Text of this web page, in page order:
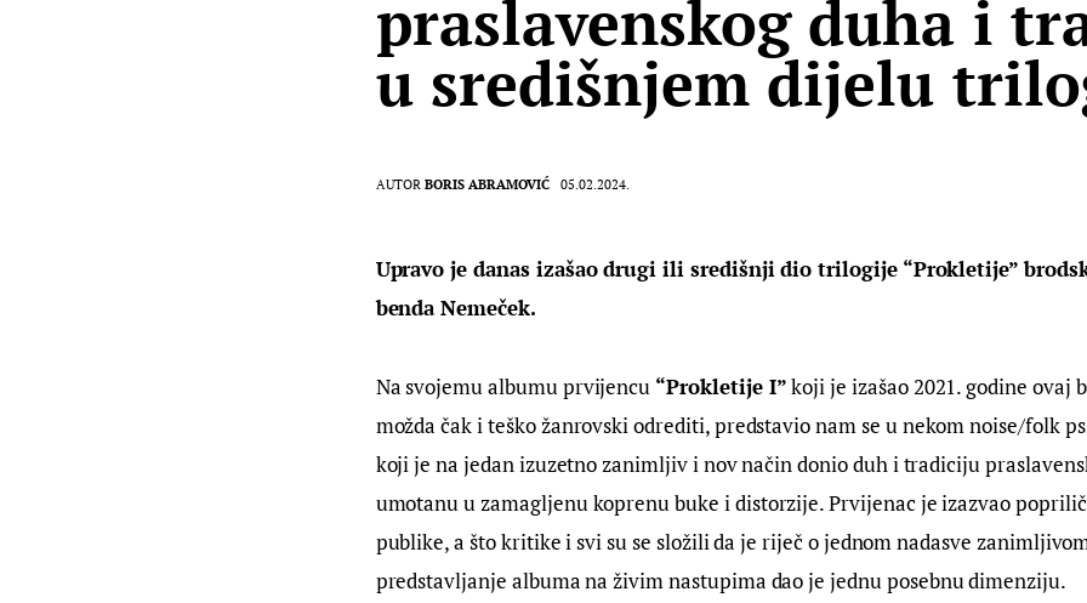
praslavenskog duha i
u središnjem dijelu
AUTOR BORIS ABRAMOVIĆ 05.02.2024.
Upravo je danas izašao drugi ili središnji dio trilogije “Prokletije”
benda Nemeček.
Na svojemu albumu prvijencu “Prokletije I” koji je izašao 2021. godine ovaj
možda čak i teško žanrovski odrediti, predstavio nam se u nekom noise/folk
koji je na jedan izuzetno zanimljiv i nov način donio duh i tradiciju
umotanu u zamagljenu koprenu buke i distorzije. Prvijenac je izazvao
publike, a što kritike i svi su se složili da je riječ o jednom nadasve
predstavljanje albuma na živim nastupima dao je jednu posebnu dimenziju.